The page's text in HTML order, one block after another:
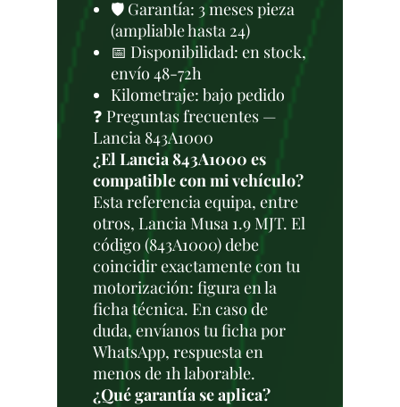
🛡️ Garantía: 3 meses pieza
(ampliable hasta 24)
📅 Disponibilidad: en stock,
envío 48-72h
Kilometraje: bajo pedido
❓ Preguntas frecuentes —
Lancia 843A1000
¿El Lancia 843A1000 es
compatible con mi vehículo?
Esta referencia equipa, entre
otros, Lancia Musa 1.9 MJT. El
código (843A1000) debe
coincidir exactamente con tu
motorización: figura en la
ficha técnica. En caso de
duda, envíanos tu ficha por
WhatsApp, respuesta en
menos de 1h laborable.
¿Qué garantía se aplica?